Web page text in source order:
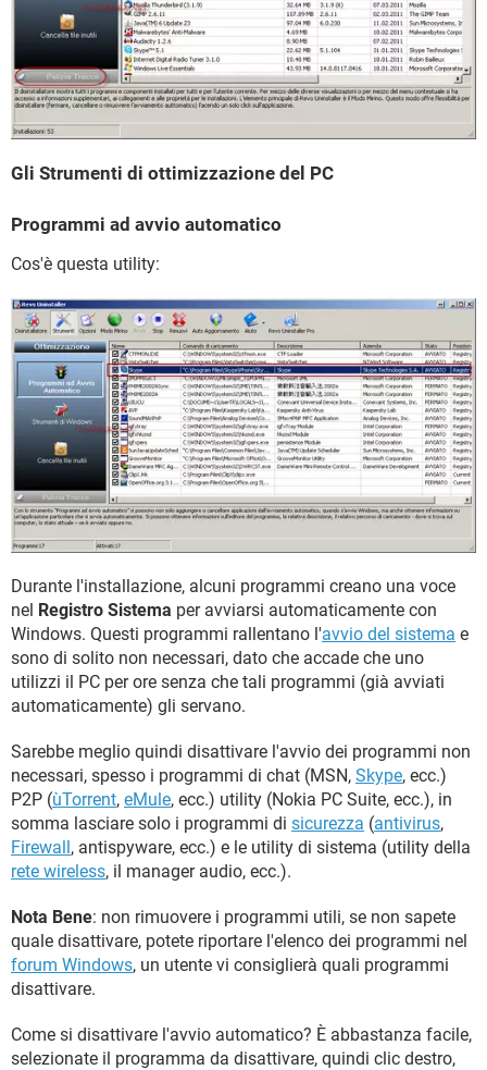
Gli Strumenti di ottimizzazione del PC
Programmi ad avvio automatico
Cos'è questa utility:
Durante l'installazione, alcuni programmi creano una voce
nel Registro Sistema per avviarsi automaticamente con
Windows. Questi programmi rallentano l'avvio del sistema e
sono di solito non necessari, dato che accade che uno
utilizzi il PC per ore senza che tali programmi (già avviati
automaticamente) gli servano.
Sarebbe meglio quindi disattivare l'avvio dei programmi non
necessari, spesso i programmi di chat (MSN, Skype, ecc.)
P2P (ùTorrent, eMule, ecc.) utility (Nokia PC Suite, ecc.), in
somma lasciare solo i programmi di sicurezza (antivirus,
Firewall, antispyware, ecc.) e le utility di sistema (utility della
rete wireless, il manager audio, ecc.).
Nota Bene: non rimuovere i programmi utili, se non sapete
quale disattivare, potete riportare l'elenco dei programmi nel
forum Windows, un utente vi consiglierà quali programmi
disattivare.
Come si disattivare l'avvio automatico? È abbastanza facile,
selezionate il programma da disattivare, quindi clic destro,